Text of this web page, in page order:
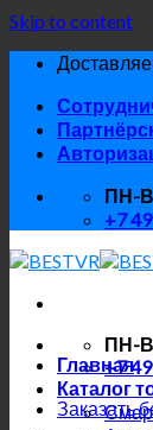
Skip to content
ПН-
+7
ПН-
+7
Заказать
Главная
Каталог